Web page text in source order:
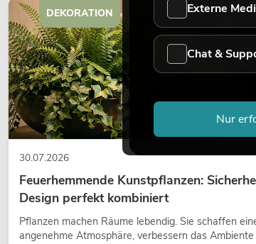
30.07.2026
Feuerhemmende Kunstpflanzen:
Design perfekt kombiniert
Pflanzen machen Räume lebendig. Sie schaffen
angenehme Atmosphäre, verbessern das
DEKORATION Externe
Chat &
Nur